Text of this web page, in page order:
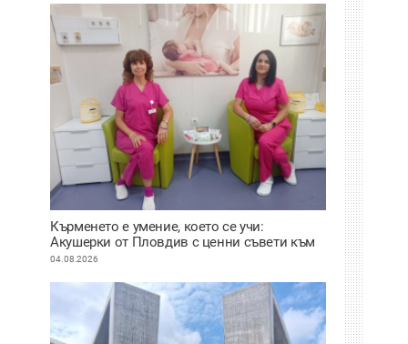
Кърменето е умение, което се учи:
Акушерки от Пловдив с ценни съвети към
младите майки
04.08.2026